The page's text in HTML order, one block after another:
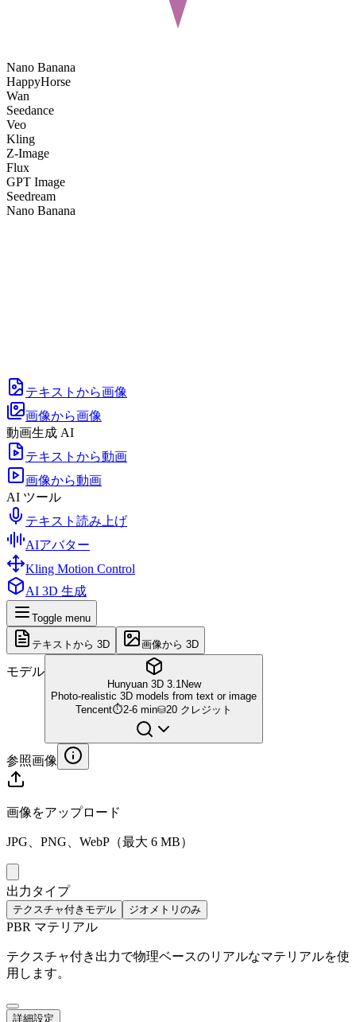
Nano Banana
HappyHorse
Wan
Seedance
Veo
Kling
Z-Image
Flux
GPT Image
Seedream
Nano Banana
テキストから画像
画像から画像
動画生成 AI
テキストから動画
画像から動画
AI ツール
テキスト読み上げ
AIアバター
Kling Motion Control
AI 3D 生成
Toggle menu
テキストから 3D 画像から 3D
モデル
Hunyuan 3D 3.1New
Photo-realistic 3D models from text or image
Tencent⏱2-6 min⛁20 クレジット
参照画像
画像をアップロード
JPG、PNG、WebP（最大 6 MB）
出力タイプ
テクスチャ付きモデル ジオメトリのみ
PBR マテリアル
テクスチャ付き出力で物理ベースのリアルなマテリアルを使
用します。
詳細設定